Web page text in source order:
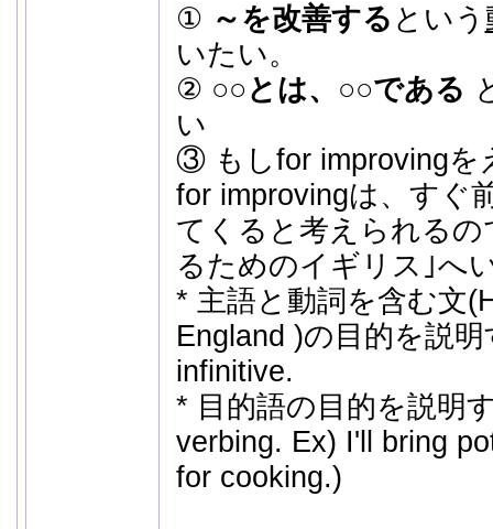
① ～を改善する という
いたい。
② ○○とは、○○である
い
③ もしfor improvingを
for improvingは、すぐ
てくると考えられる
るためのイギリス｣へ
* 主語と動詞を含む文
England )の目的を説
infinitive.
* 目的語の目的を説明
verbing. Ex) I'll bring
for cooking.)